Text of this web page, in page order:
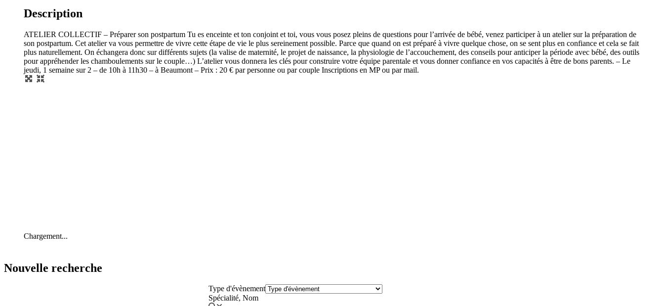
Description
ATELIER COLLECTIF – Préparer son postpartum Tu es enceinte et ton conjoint et toi, vous vous posez pleins de questions pour l’arrivée de bébé, venez participer à un atelier sur la préparation de
son postpartum. Cet atelier va vous permettre de vivre cette étape de vie le plus sereinement possible. Parce que quand on est préparé à vivre quelque chose, on se sent plus en confiance et cela se fait
plus naturellement. On échangera donc sur différents sujets (la valise de maternité, le projet de naissance, la physiologie de l’accouchement, des conseils pour anticiper la période avec bébé, des outils
pour appréhender les chamboulements sur le couple…) L’atelier vous donnera les clés pour construire votre équipe parentale et vous donner confiance en vos capacités à être de bons parents. – Le
jeudi, 1 semaine sur 2 – de 10h à 11h30 – à Beaumont – Prix : 20 € par personne ou par couple Inscriptions en MP ou par mail.
Chargement...
Nouvelle recherche
Type d'évènement
Spécialité, Nom